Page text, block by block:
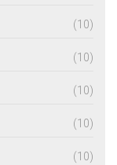
(10)
(10)
(10)
(10)
(10)